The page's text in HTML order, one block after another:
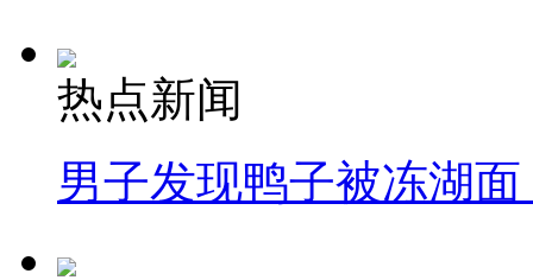
热点新闻
男子发现鸭子被冻湖